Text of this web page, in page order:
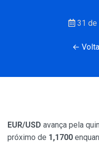
31 de
←
EUR/USD avança pela
próximo de 1,1700